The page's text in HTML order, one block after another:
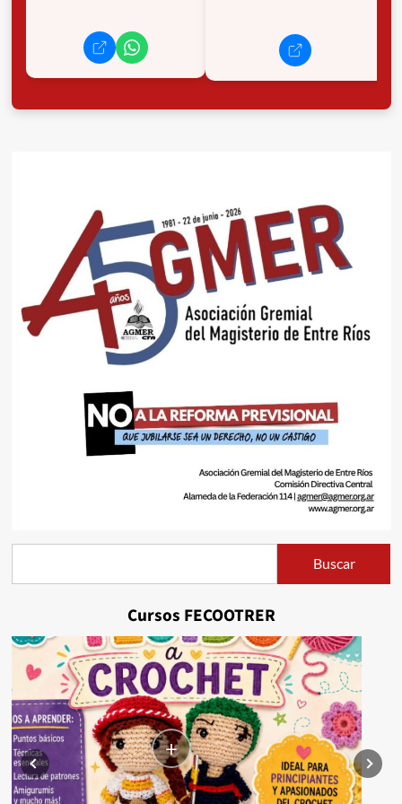
Buscar
Cursos FECOOTRER
+